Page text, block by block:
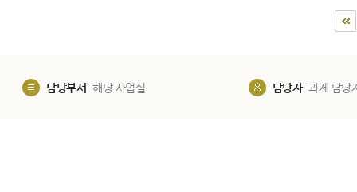
담당부서 해당 사업실 담당자 과제 담당